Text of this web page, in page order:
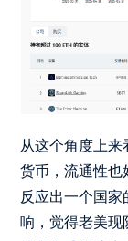
从这个角度上
货币，流通性也
反应出一个国
响，觉得老美现